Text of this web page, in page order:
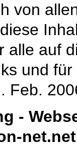
von
alle auf
und
Feb.
-
net.net